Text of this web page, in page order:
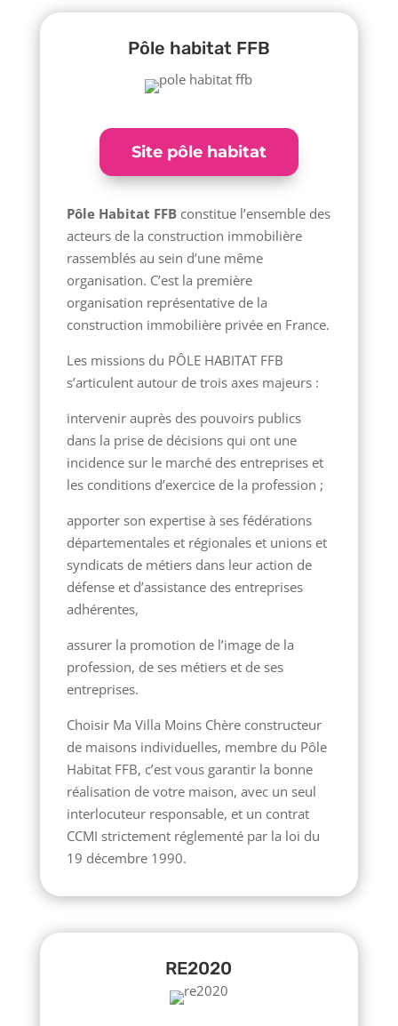
Pôle habitat FFB
Site pôle habitat
Pôle Habitat FFBconstitue l’ensemble des
acteurs de la construction immobilière
rassemblés au sein d’une même
organisation. C’est la première
organisation représentative de la
construction immobilière privée en France.
Les missions du PÔLE HABITAT FFB
s’articulent autour de trois axes majeurs :
intervenir auprès des pouvoirs publics
dans la prise de décisions qui ont une
incidence sur le marché des entreprises et
les conditions d’exercice de la profession ;
apporter son expertise à ses fédérations
départementales et régionales et unions et
syndicats de métiers dans leur action de
défense et d’assistance des entreprises
adhérentes,
assurer la promotion de l’image de la
profession, de ses métiers et de ses
entreprises.
Choisir Ma Villa Moins Chère constructeur
de maisons individuelles, membre du Pôle
Habitat FFB, c’est vous garantir la bonne
réalisation de votre maison, avec un seul
interlocuteur responsable, et un contrat
CCMI strictement réglementé par la loi du
19 décembre 1990.
RE2020